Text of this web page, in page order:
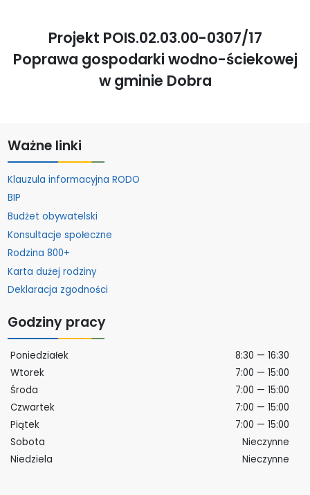
Projekt POIS.02.03.00-0307/17
Poprawa gospodarki wodno-ściekowej
w gminie Dobra
Ważne linki
Klauzula informacyjna RODO
BIP
Budżet obywatelski
Konsultacje społeczne
Rodzina 800+
Karta dużej rodziny
Deklaracja zgodności
Godziny pracy
Poniedziałek
8:30 — 16:30
Wtorek
7:00 — 15:00
Środa
7:00 — 15:00
Czwartek
7:00 — 15:00
Piątek
7:00 — 15:00
Sobota
Nieczynne
Niedziela
Nieczynne